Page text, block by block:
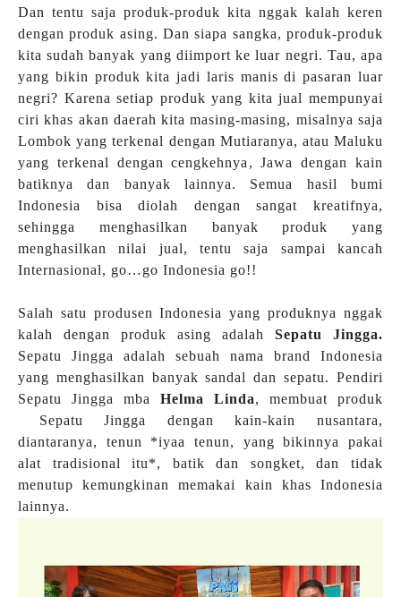
Dan tentu saja produk-produk kita nggak kalah keren
dengan produk asing. Dan siapa sangka, produk-produk
kita sudah banyak yang diimport ke luar negri. Tau, apa
yang bikin produk kita jadi laris manis di pasaran luar
negri? Karena setiap produk yang kita jual mempunyai
ciri khas akan daerah kita masing-masing, misalnya saja
Lombok yang terkenal dengan Mutiaranya, atau Maluku
yang terkenal dengan cengkehnya, Jawa dengan kain
batiknya dan banyak lainnya. Semua hasil bumi
Indonesia bisa diolah dengan sangat kreatifnya,
sehingga menghasilkan banyak produk yang
menghasilkan nilai jual, tentu saja sampai kancah
Internasional, go…go Indonesia go!!
Salah satu produsen Indonesia yang produknya nggak
kalah dengan produk asing adalah Sepatu Jingga.
Sepatu Jingga adalah sebuah nama brand Indonesia
yang menghasilkan banyak sandal dan sepatu. Pendiri
Sepatu Jingga mba Helma Linda, membuat produk
Sepatu Jingga dengan kain-kain nusantara,
diantaranya, tenun *iyaa tenun, yang bikinnya pakai
alat tradisional itu*, batik dan songket, dan tidak
menutup kemungkinan memakai kain khas Indonesia
lainnya.